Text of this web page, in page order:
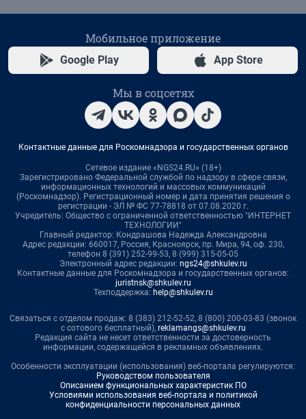
Мобильное приложение
Google Play App Store
Мы в соцсетях
Контактные данные для Роскомнадзора и государственных органов
Сетевое издание «NGS24.RU» (18+)
Зарегистрировано Федеральной службой по надзору в сфере связи,
информационных технологий и массовых коммуникаций
(Роскомнадзор). Регистрационный номер и дата принятия решения о
регистрации - ЭЛ № ФС 77-78818 от 07.08.2020 г.
Учредитель: Общество с ограниченной ответственностью "ИНТЕРНЕТ
ТЕХНОЛОГИИ"
Главный редактор: Кондрашова Надежда Александровна
Адрес редакции: 660017, Россия, Красноярск, пр. Мира, 94, оф. 230,
телефон 8 (391) 252-99-53, 8 (999) 315-05-05
Электронный адрес редакции: ngs24@shkulev.ru
Контактные данные для Роскомнадзора и государственных органов:
juristnsk@shkulev.ru
Техподдержка: help@shkulev.ru
Связаться с отделом продаж: 8 (383) 212-52-52, 8 (800) 200-03-83 (звонок
с сотового бесплатный), reklamangs@shkulev.ru
Редакция сайта не несет ответственности за достоверность
информации, содержащейся в рекламных объявлениях.
Особенности эксплуатации (использования) веб-портала регулируются:
Руководством пользователя
Описанием функциональных характеристик ПО
Условиями использования веб-портала и политикой
конфиденциальности персональных данных